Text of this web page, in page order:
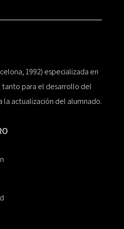
1992) especializada en
tanto para el desarrollo del
la actualización del alumnado.